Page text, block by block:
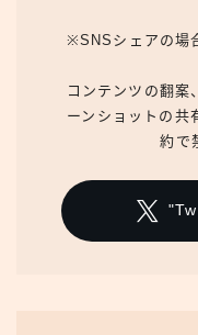
※SNSシェアの場
コンテンツの翻案
ーンショットの共
約で